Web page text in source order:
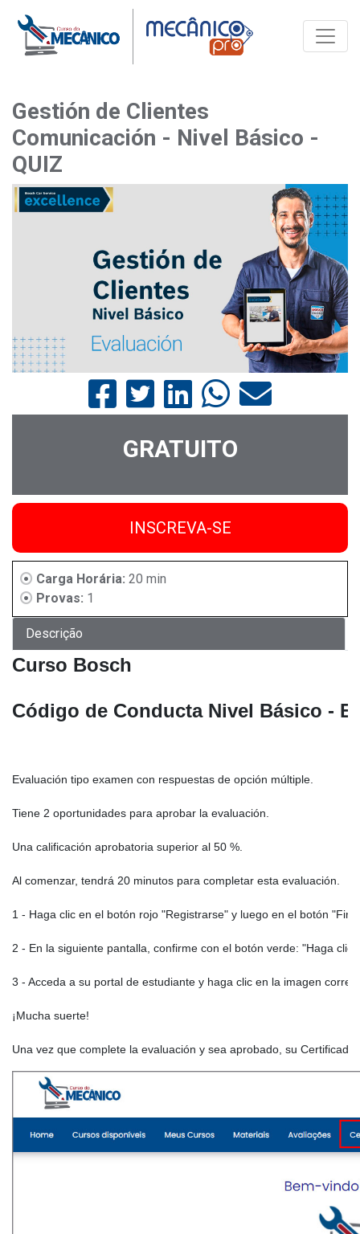
Gestión de Clientes
Comunicación - Nivel Básico -
QUIZ
Descrição
Código de Conducta Nivel Básico -
Evaluación tipo examen con respuestas de opción múltiple.
Tiene 2 oportunidades para aprobar la evaluación.
Una calificación aprobatoria superior al 50 %.
Al comenzar, tendrá 20 minutos para completar esta evaluación.
1 - Haga clic en el botón rojo "Registrarse" y luego en el botón
2 - En la siguiente pantalla, confirme con el botón verde: "Haga
3 - Acceda a su portal de estudiante y haga clic en la imagen
¡Mucha suerte!
Una vez que complete la evaluación y sea aprobado, su
GRATUITO
INSCREVA-SE
Carga Horária: 20 min
Provas: 1